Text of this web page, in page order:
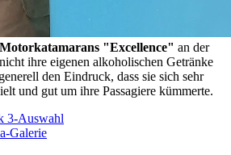
"Excellence" an der
ihre eigenen alkoholischen Getränke
den Eindruck, dass sie sich sehr
und gut um ihre Passagiere kümmerte.
3-Auswahl
Galerie